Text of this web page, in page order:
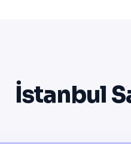
İstanbul